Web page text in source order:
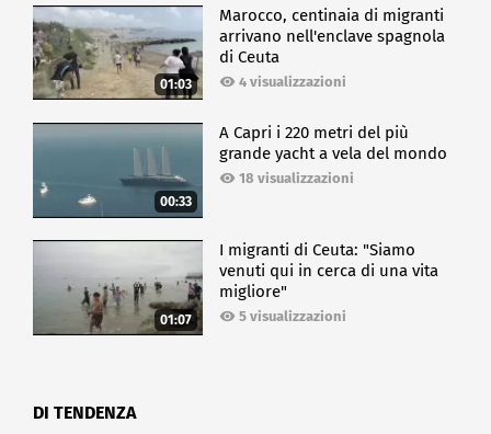
01:03
Marocco, centinaia di migranti
arrivano nell'enclave spagnola
di Ceuta
4 visualizzazioni
00:33
A Capri i 220 metri del più
grande yacht a vela del mondo
18 visualizzazioni
01:07
I migranti di Ceuta: "Siamo
venuti qui in cerca di una vita
migliore"
5 visualizzazioni
DI TENDENZA